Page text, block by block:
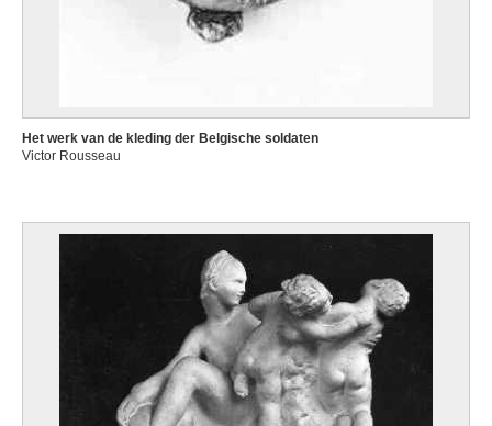
Het werk van de kleding der Belgische soldaten
Victor Rousseau